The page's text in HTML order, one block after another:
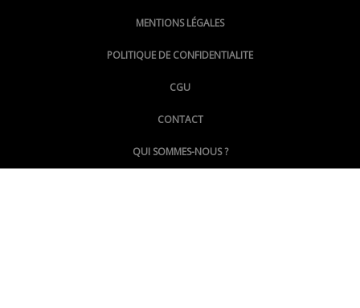
@LePoingMontpellier
MENTIONS LÉGALES
POLITIQUE DE CONFIDENTIALITE
CGU
CONTACT
QUI SOMMES-NOUS ?